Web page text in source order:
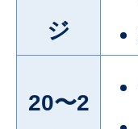
ジ
20〜2